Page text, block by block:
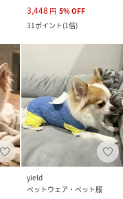
3,448 円 5%OFF
31ポイント(1倍)
yield
ペットウェア・ペット服